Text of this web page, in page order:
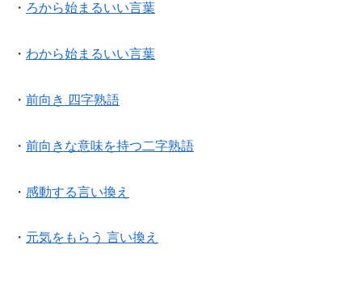
・ ろから始まるいい言葉
・ わから始まるいい言葉
・ 前向き 四字熟語
・ 前向きな意味を持つ二字熟語
・ 感動する言い換え
・ 元気をもらう 言い換え